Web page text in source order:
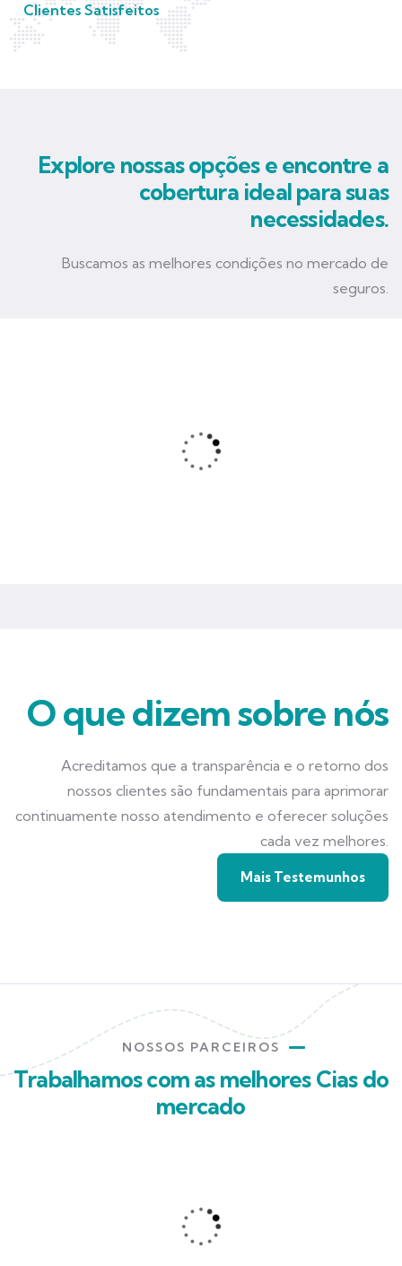
Clientes Satisfeitos
Explore nossas opções e encontre a
cobertura ideal para suas
necessidades.
Buscamos as melhores condições no mercado de
seguros.
O que dizem sobre nós
Acreditamos que a transparência e o retorno dos
nossos clientes são fundamentais para aprimorar
continuamente nosso atendimento e oferecer soluções
cada vez melhores.
Mais Testemunhos
NOSSOS PARCEIROS
Trabalhamos com as melhores Cias do
mercado